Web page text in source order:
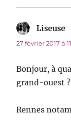
Liseuse
27 février 2017 à
Bonjour, à
grand-ouest ?
Rennes